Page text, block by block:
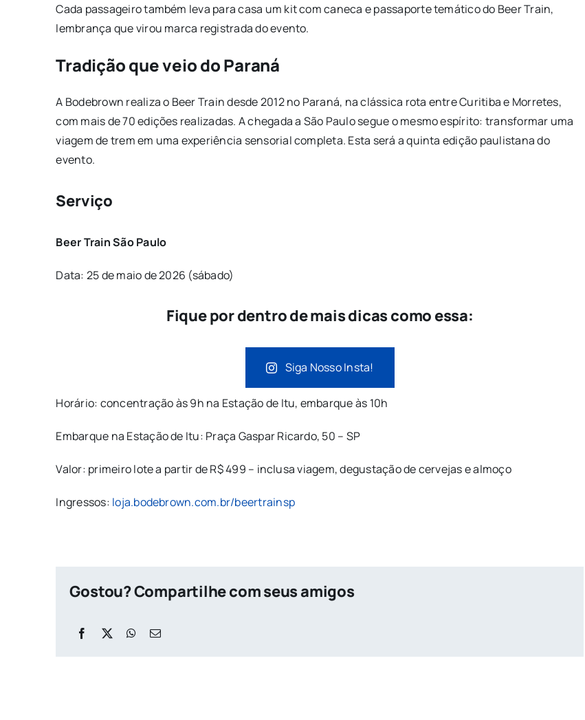
Cada passageiro também leva para casa um kit com caneca e passaporte temático do Beer Train,
lembrança que virou marca registrada do evento.
Tradição que veio do Paraná
A Bodebrown realiza o Beer Train desde 2012 no Paraná, na clássica rota entre Curitiba e Morretes,
com mais de 70 edições realizadas. A chegada a São Paulo segue o mesmo espírito: transformar uma
viagem de trem em uma experiência sensorial completa. Esta será a quinta edição paulistana do
evento.
Serviço
Beer Train São Paulo
Data: 25 de maio de 2026 (sábado)
Fique por dentro de mais dicas como essa:
Siga Nosso Insta!
Horário: concentração às 9h na Estação de Itu, embarque às 10h
Embarque na Estação de Itu: Praça Gaspar Ricardo, 50 – SP
Valor: primeiro lote a partir de R$ 499 – inclusa viagem, degustação de cervejas e almoço
Ingressos: loja.bodebrown.com.br/beertrainsp
Gostou? Compartilhe com seus amigos